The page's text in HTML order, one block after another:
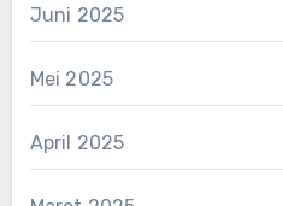
Juni 2025
Mei 2025
April 2025